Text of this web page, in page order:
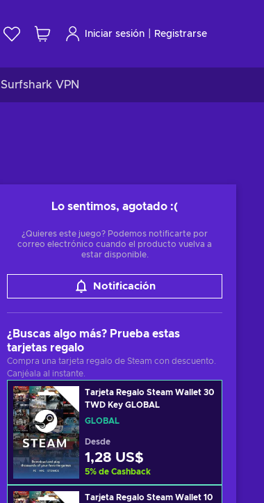
Iniciar sesión Registrarse
Surfshark VPN
Lo sentimos, agotado :(
¿Quieres este juego? Podemos notificarte por
correo electrónico cuando el producto vuelva a
estar disponible.
Notificación
¿Buscas algo más? Prueba estas
tarjetas regalo
Compra una tarjeta regalo de Steam con descuento.
Canjéala al instante.
Tarjeta Regalo Steam Wallet 30
TWD Key GLOBAL
GLOBAL
Desde
1,28 US$
5% de Cashback
Tarjeta Regalo Steam Wallet 10